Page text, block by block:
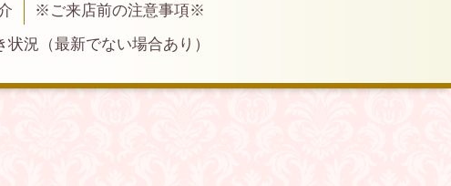
※ご来店前の注意事項※
状況（最新でない場合あり）